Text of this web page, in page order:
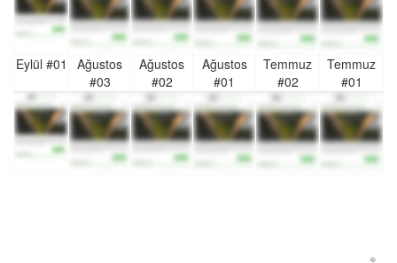
Eylül #01
Ağustos
#03
Ağustos
#02
Ağustos
#01
Temmuz
#02
Temmuz
#01
©